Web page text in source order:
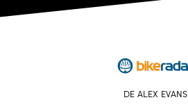
DE ALEX EVANS